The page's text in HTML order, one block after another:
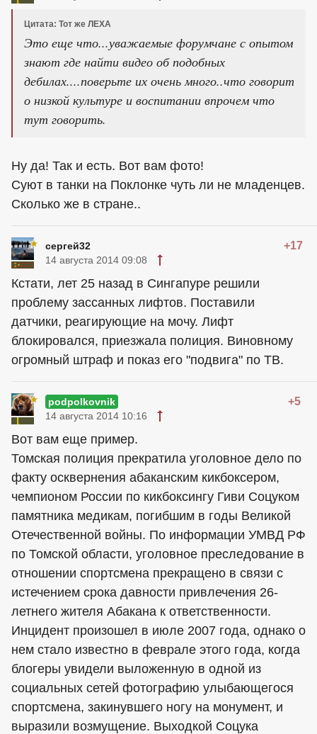
Цитата: Тот же ЛЕХА
Это еще что...уважаемые форумчане с опытом
знают где найти видео об подобных
дебилах....поверьте их очень много..что говорит
о низкой культуре и воспитании впрочем что
тут говорить.
Ну да! Так и есть. Вот вам фото!
Суют в танки на Поклонке чуть ли не младенцев.
Сколько же в стране..
сергей32 +17
14 августа 2014 09:08
Кстати, лет 25 назад в Сингапуре решили
проблему заccaнных лифтов. Поставили
датчики, реагирующие на мочу. Лифт
блокировался, приезжала полиция. Виновному
огромный штраф и показ его "подвига" по ТВ.
podpolkovnik +5
14 августа 2014 10:16
Вот вам еще пример.
Томская полиция прекратила уголовное дело по
факту осквернения абаканским кикбоксером,
чемпионом России по кикбоксингу Гиви Соцуком
памятника медикам, погибшим в годы Великой
Отечественной войны. По информации УМВД РФ
по Томской области, уголовное преследование в
отношении спортсмена прекращено в связи с
истечением срока давности привлечения 26-
летнего жителя Абакана к ответственности.
Инцидент произошел в июле 2007 года, однако о
нем стало известно в феврале этого года, когда
блогеры увидели выложенную в одной из
социальных сетей фотографию улыбающегося
спортсмена, закинувшего ногу на монумент, и
выразили возмущение. Выходкой Соцука